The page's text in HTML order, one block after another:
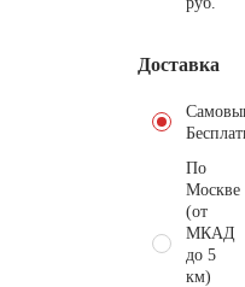
Доставка
По
Москве
(от
МКАД
до 5
км)